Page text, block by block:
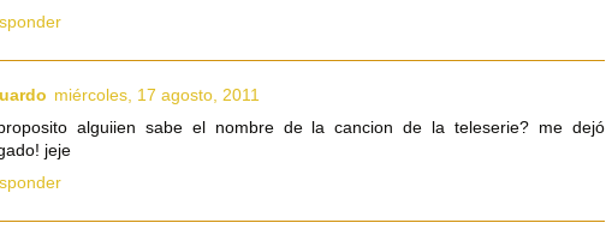
miércoles, 17 agosto, 2011
alguiien sabe el nombre de la cancion de la teleserie? me dejó
jeje